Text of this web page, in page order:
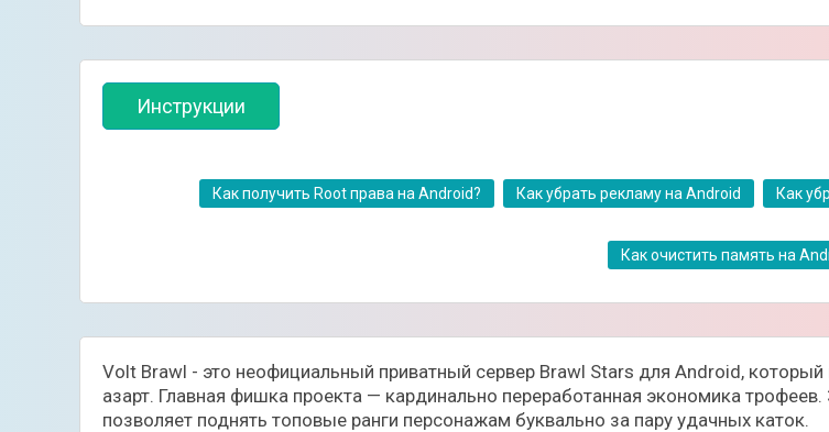
Инструкции
Как получить Root права на Android? Как убрать рекламу на Android Как
Как очистить память на
Volt Brawl - это неофициальный приватный сервер Brawl Stars для Android,
азарт. Главная фишка проекта — кардинально переработанная экономика
позволяет поднять топовые ранги персонажам буквально за пару удачных каток.